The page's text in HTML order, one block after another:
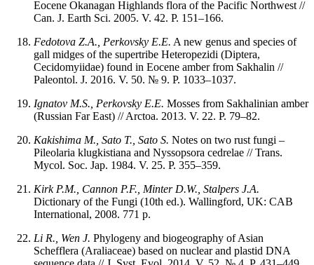
Eocene Okanagan Highlands flora of the Pacific Northwest //
Can. J. Earth Sci. 2005. V. 42. P. 151–166.
Fedotova Z.A., Perkovsky E.E. A new genus and species of
gall midges of the supertribe Heteropezidi (Diptera,
Cecidomyiidae) found in Eocene amber from Sakhalin //
Paleontol. J. 2016. V. 50. № 9. P. 1033–1037.
Ignatov M.S., Perkovsky E.E. Mosses from Sakhalinian amber
(Russian Far East) // Arctoa. 2013. V. 22. P. 79–82.
Kakishima M., Sato T., Sato S. Notes on two rust fungi –
Pileolaria klugkistiana and Nyssopsora cedrelae // Trans.
Mycol. Soc. Jap. 1984. V. 25. P. 355–359.
Kirk P.M., Cannon P.F., Minter D.W., Stalpers J.A.
Dictionary of the Fungi (10th ed.). Wallingford, UK: CAB
International, 2008. 771 p.
Li R., Wen J. Phylogeny and biogeography of Asian
Schefflera (Araliaceae) based on nuclear and plastid DNA